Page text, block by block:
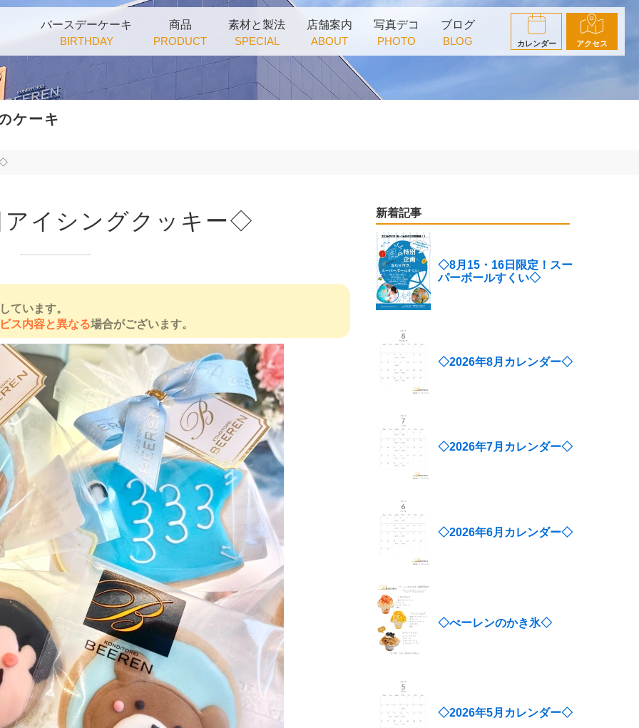
BIRTHDAY
バースデーケーキ
PRODUCT
商品
SPECIAL
素材と製法
ABOUT
店舗案内
PHOTO
写真デコ
BLOG
ブログ
カレンダー アクセス
ケーキ
◇
イシングクッキー◇
ています。
ス内容と異なる場合がございます。
新着記事
◇8月15・16日限定！スー
パーボールすくい◇
◇2026年8月カレンダー◇
◇2026年7月カレンダー◇
◇2026年6月カレンダー◇
◇べーレンのかき氷◇
◇2026年5月カレンダー◇